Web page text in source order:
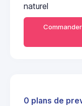
naturel
Commander
0 plans de